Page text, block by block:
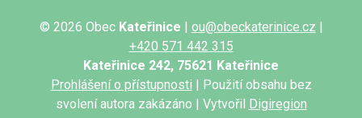
© 2026 Obec Kateřinice | ou@obeckaterinice.cz |
+420 571 442 315
Kateřinice 242, 75621 Kateřinice
Prohlášení o přístupnosti | Použití obsahu bez
svolení autora zakázáno | Vytvořil Digiregion